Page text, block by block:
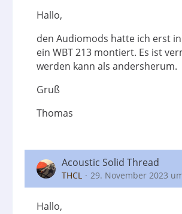
Hallo,
den Audiomods hatte ich erst
ein WBT 213 montiert. Es ist
werden kann als andersherum.
Gruß
Thomas
Acoustic Solid Thread
THCL 29. November 2023
Hallo,